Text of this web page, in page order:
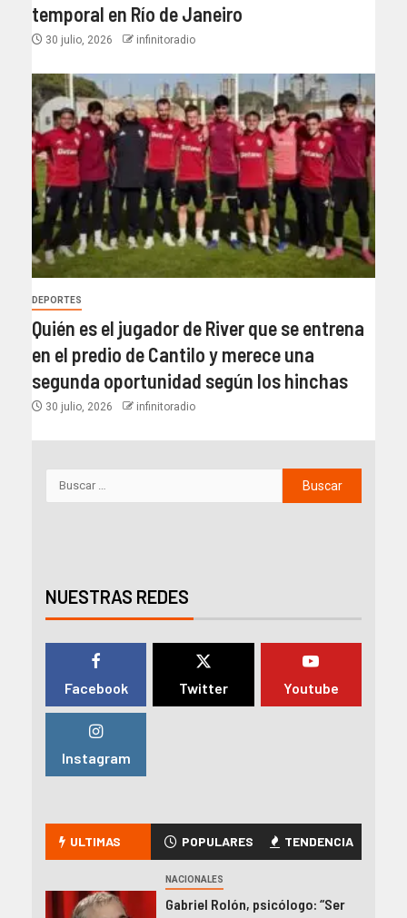
temporal en Río de Janeiro
30 julio, 2026 infinitoradio
DEPORTES
Quién es el jugador de River que se entrena
en el predio de Cantilo y merece una
segunda oportunidad según los hinchas
30 julio, 2026 infinitoradio
NUESTRAS REDES
Facebook Twitter Youtube
Instagram
ULTIMAS POPULARES TENDENCIA
NACIONALES
Gabriel Rolón, psicólogo: “Ser